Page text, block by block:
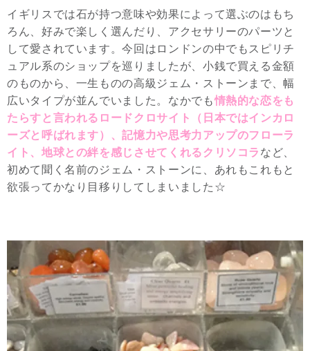
イギリスでは石が持つ意味や効果によって選ぶのはもち
ろん、好みで楽しく選んだり、アクセサリーのパーツと
して愛されています。今回はロンドンの中でもスピリチ
ュアル系のショップを巡りましたが、小銭で買える金額
のものから、一生ものの高級ジェム・ストーンまで、幅
広いタイプが並んでいました。なかでも情熱的な恋をも
たらすと言われるロードクロサイト（日本ではインカロ
ーズと呼ばれます）、記憶力や思考力アップのフローラ
イト、地球との絆を感じさせてくれるクリソコラ など、
初めて聞く名前のジェム・ストーンに、あれもこれもと
欲張ってかなり目移りしてしまいました☆